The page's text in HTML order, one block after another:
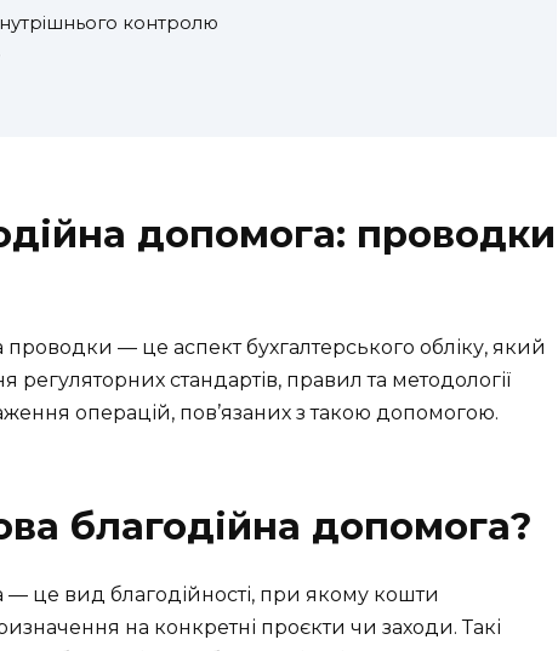
контролю
допомога: проводки
— це аспект бухгалтерського обліку, який
регуляторних стандартів, правил та методології
операцій, пов’язаних з такою допомогою.
благодійна допомога?
— це вид благодійності, при якому кошти
на конкретні проєкти чи заходи. Такі